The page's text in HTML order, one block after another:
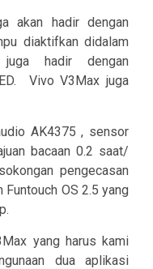
akan hadir dengan
diaktifkan didalam
hadir dengan
Vivo V3Max juga
AK4375 , sensor
bacaan 0.2 saat/
pengecasan
Funtouch OS 2.5 yang
yang harus kami
dua aplikasi